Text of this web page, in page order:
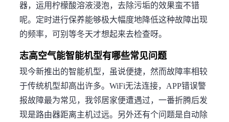
器，运用柠檬酸溶液浸泡，去除污垢的效果蛮不错
呢。定时进行保养能够极大幅度地降低这种故障出现
的频率，可别等冬天才想起来去检查呀。
志高空气能智能机型有哪些常见问题
现今新推出的智能机型，虽说便捷，然而故障率相较
于传统机型却高出许多。WiFi无法连接，APP错误警
报故障最为常见，我邻居家便遭遇过，一番折腾后发
现是路由器距离主机过远。另外还有个问题是自动除